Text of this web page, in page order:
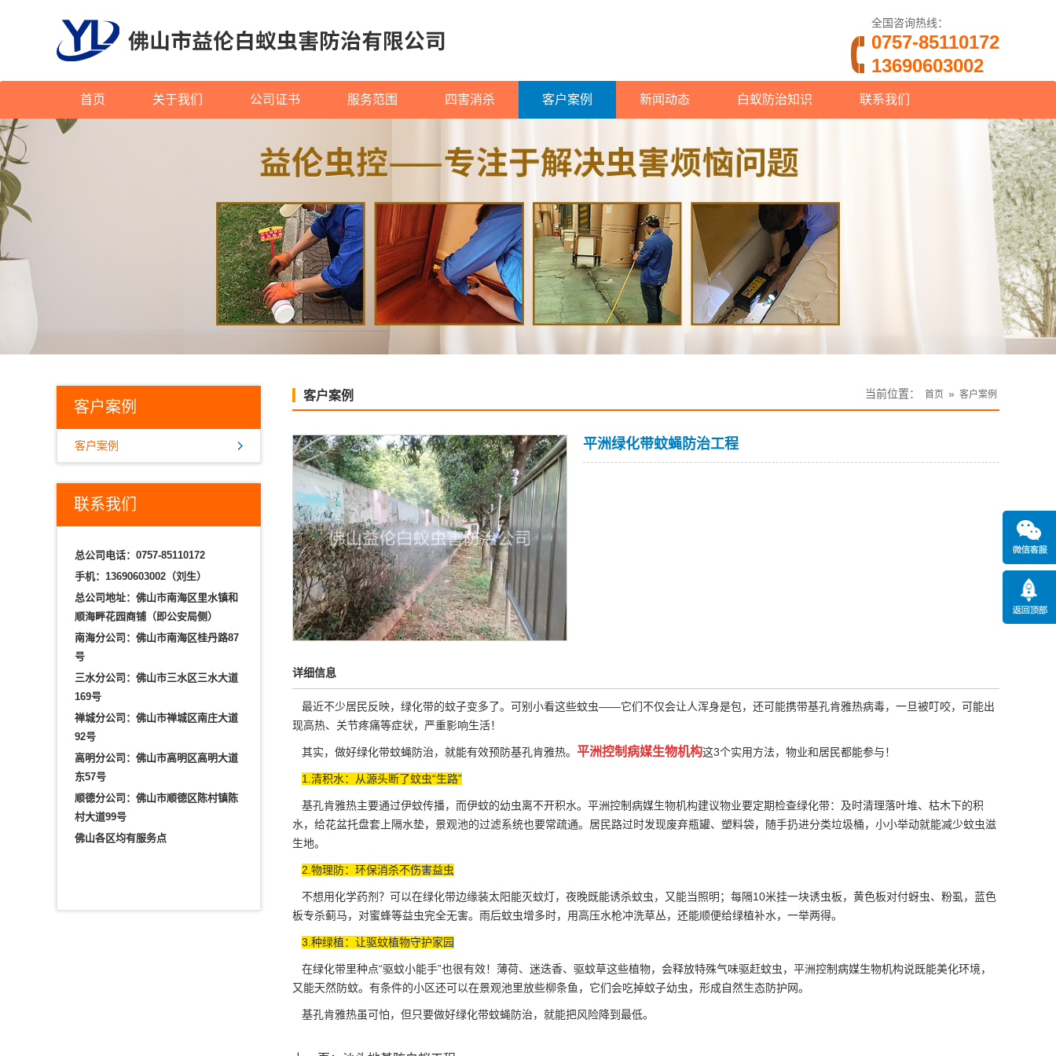
全国咨询热线：
0757-85110172
13690603002
首页 关于我们 公司证书 服务范围 四害消杀 客户案例 新闻动态 白蚁防治知识 联系我们
客户案例
客户案例
联系我们
总公司电话：0757-85110172
手机：13690603002（刘生）
总公司地址：佛山市南海区里水镇和
顺海畔花园商铺（即公安局侧）
南海分公司：佛山市南海区桂丹路87
号
三水分公司：佛山市三水区三水大道
169号
禅城分公司：佛山市禅城区南庄大道
92号
高明分公司：佛山市高明区高明大道
东57号
顺德分公司：佛山市顺德区陈村镇陈
村大道99号
佛山各区均有服务点
客户案例 当前位置： 首页 » 客户案例
平洲绿化带蚊蝇防治工程
详细信息
最近不少居民反映，绿化带的蚊子变多了。可别小看这些蚊虫——它们不仅会让人浑身是包，还可能携带基孔肯雅热病毒，一旦被叮咬，可能出
现高热、关节疼痛等症状，严重影响生活！
其实，做好绿化带蚊蝇防治，就能有效预防基孔肯雅热。 平洲控制病媒生物机构这3个实用方法，物业和居民都能参与！
1.清积水：从源头断了蚊虫“生路”
基孔肯雅热主要通过伊蚊传播，而伊蚊的幼虫离不开积水。平洲控制病媒生物机构建议物业要定期检查绿化带： 及时清理落叶堆、枯木下的积
水，给花盆托盘套上隔水垫，景观池的过滤系统也要常疏通。居民路过时发现废弃瓶罐、塑料袋，随手扔进分类垃圾桶，小小举动就能减少蚊虫滋
生地。
2.物理防：环保消杀不伤害益虫
不想用化学药剂？可以在绿化带边缘装太阳能灭蚊灯，夜晚既能诱杀蚊虫 ，又能当照明；每隔10米挂一块诱虫板，黄色板对付蚜虫、粉虱，蓝色
板专杀蓟马，对蜜蜂等益虫完全无害。雨后蚊虫增多时，用高压水枪冲洗草丛，还能顺便给绿植补水，一举两得。
3.种绿植：让驱蚊植物守护家园
在绿化带里种点“驱蚊小能手”也很有效！薄荷、迷迭香、驱蚊草这些植物，会释放特殊气味驱赶蚊虫，平洲控制病媒生物机构说既能美化环境，
又能天然防蚊。有条件的小区还可以在景观池里放些柳条鱼，它们会吃掉蚊子幼虫，形成自然生态防护网。
基孔肯雅热虽可怕，但只要做好绿化带蚊蝇防治，就能把风险降到最低。